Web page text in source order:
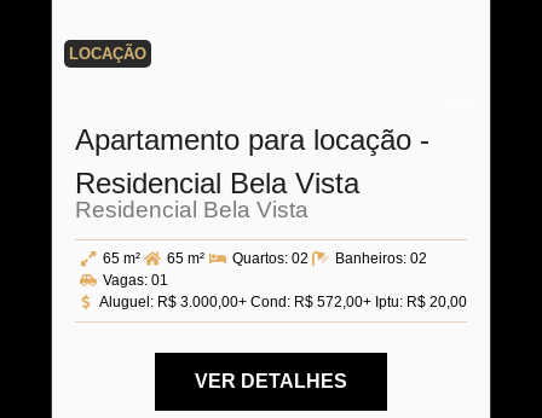
LOCAÇÃO
Apartamento para locação -
Residencial Bela Vista
Residencial Bela Vista
65 m² 65 m² Quartos: 02 Banheiros: 02
Vagas: 01
Aluguel: R$ 3.000,00+ Cond: R$ 572,00+ Iptu: R$ 20,00
VER DETALHES